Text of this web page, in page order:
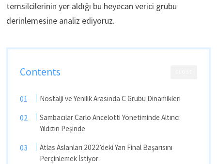
temsilcilerinin yer aldığı bu heyecan verici grubu
derinlemesine analiz ediyoruz.
Contents
Nostalji ve Yenilik Arasında C Grubu Dinamikleri
Sambacılar Carlo Ancelotti Yönetiminde Altıncı
Yıldızın Peşinde
Atlas Aslanları 2022’deki Yarı Final Başarısını
Perçinlemek İstiyor